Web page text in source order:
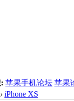
苹果手机论坛 苹果
› iPhone XS